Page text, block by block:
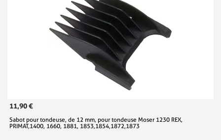
11,90 €
Sabot pour tondeuse, de 12 mm, pour tondeuse Moser 1230 REX,
PRIMAT,1400, 1660, 1881, 1853,1854,1872,1873